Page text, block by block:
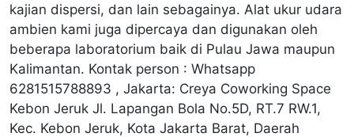
kajian dispersi, dan lain sebagainya. Alat ukur udara
ambien kami juga dipercaya dan digunakan oleh
beberapa laboratorium baik di Pulau Jawa maupun
Kalimantan. Kontak person : Whatsapp
6281515788893 , Jakarta: Creya Coworking Space
Kebon Jeruk Jl. Lapangan Bola No.5D, RT.7 RW.1,
Kec. Kebon Jeruk, Kota Jakarta Barat, Daerah